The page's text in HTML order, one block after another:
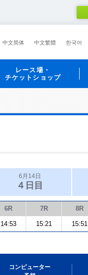
中文简体 中文繁體 한국어
レース場・
チケットショップ
6月14日
４日目
6R 7R 8R
14:53 15:21 15:51
コンピューター